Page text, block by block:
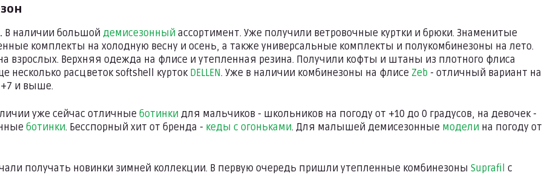
В наличии большой демисезонный ассортимент. Уже получили ветровочные куртки и брюки. Знаменитые
комплекты на холодную весну и осень, а также универсальные комплекты и полукомбинезоны на лето.
взрослых. Верхняя одежда на флисе и утепленная резина. Получили кофты и штаны из плотного флиса
несколько расцветок softshell курток DELLEN. Уже в наличии комбинезоны на флисе Zeb - отличный вариант на
+7 и выше.
уже сейчас отличные ботинки для мальчиков - школьников на погоду от +10 до 0 градусов, на девочек -
ботинки. Бесспорный хит от бренда - кеды с огоньками. Для малышей демисезонные модели на погоду от
получать новинки зимней коллекции. В первую очередь пришли утепленные комбинезоны Suprafil с